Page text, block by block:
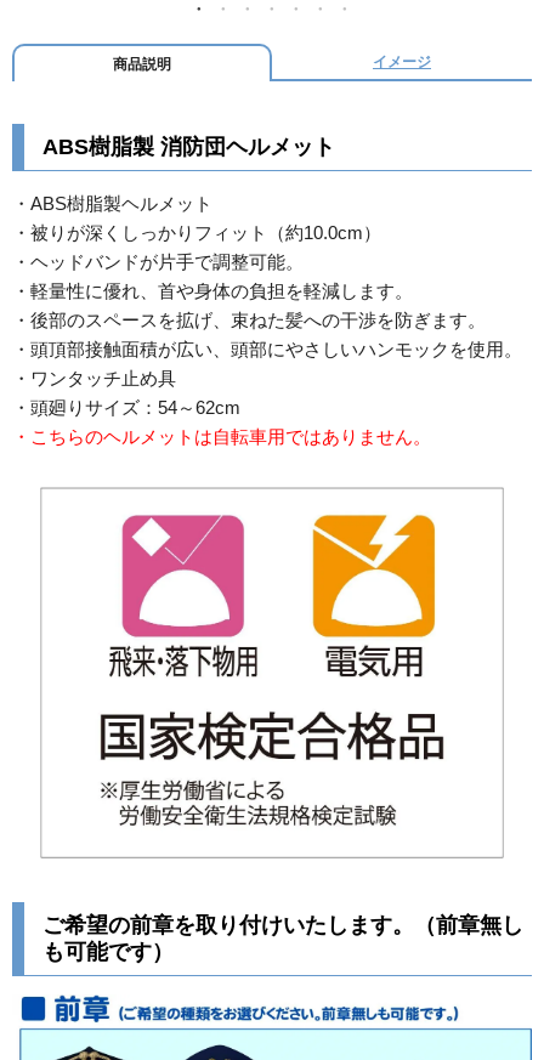
商品説明 イメージ
ABS樹脂製 消防団ヘルメット
・ABS樹脂製ヘルメット
・被りが深くしっかりフィット（約10.0cm）
・ヘッドバンドが片手で調整可能。
・軽量性に優れ、首や身体の負担を軽減します。
・後部のスペースを拡げ、束ねた髪への干渉を防ぎます。
・頭頂部接触面積が広い、頭部にやさしいハンモックを使用。
・ワンタッチ止め具
・頭廻りサイズ：54～62cm
・こちらのヘルメットは自転車用ではありません。
ご希望の前章を取り付けいたします。（前章無し
も可能です）